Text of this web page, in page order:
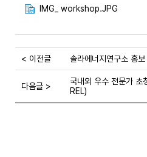
IMG_ workshop.JPG
< 이전글 솔라에너지연구소 홍
다음글 >
국내외 우수 전문가 초
REL)